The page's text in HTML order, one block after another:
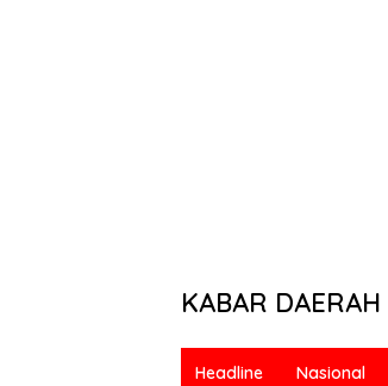
KABAR DAERAH
Headline Nasional